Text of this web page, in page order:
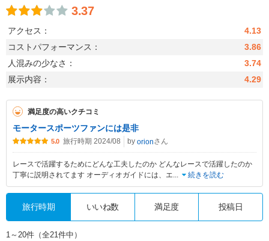
3.37
アクセス：
4.13
コストパフォーマンス：
3.86
人混みの少なさ：
3.74
展示内容：
4.29
満足度の高いクチコミ
モータースポーツファンには是非
5.0 旅行時期 2024/08 by orionさん
レースで活躍するためにどんな工夫したのか どんなレースで活躍したのか
丁寧に説明されてます オーディオガイドには、エ... 続きを読む
旅行時期 いいね数 満足度 投稿日
1～20件（全21件中）